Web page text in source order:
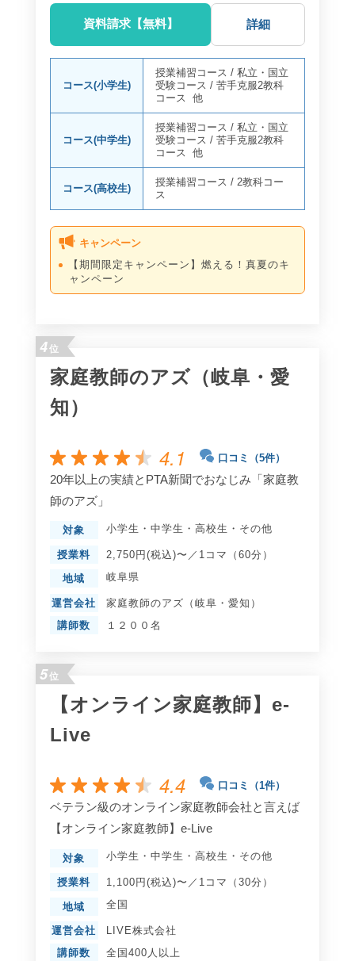
資料請求【無料】 詳細
コース(小学生)
授業補習コース /私立・国立
受験コース /苦手克服2教科
コース
他
コース(中学生)
授業補習コース /私立・国立
受験コース /苦手克服2教科
コース
他
コース(高校生)
授業補習コース /2教科コー
ス
キャンペーン
【期間限定キャンペーン】燃える！真夏のキ
ャンペーン
4位
家庭教師のアズ（岐阜・愛
知）
4.1 口コミ（5件）
20年以上の実績とPTA新聞でおなじみ「家庭教
師のアズ」
対象 小学生 ・ 中学生 ・ 高校生 ・ その他
授業料 2,750円(税込)〜／1コマ（60分）
地域 岐阜県
運営会社
家庭教師のアズ（岐阜・愛知）
講師数
１２００名
5位
【オンライン家庭教師】e-
Live
4.4 口コミ（1件）
ベテラン級のオンライン家庭教師会社と言えば
【オンライン家庭教師】e-Live
対象 小学生 ・ 中学生 ・ 高校生 ・ その他
授業料 1,100円(税込)〜／1コマ（30分）
地域 全国
運営会社
LIVE株式会社
講師数
全国400人以上